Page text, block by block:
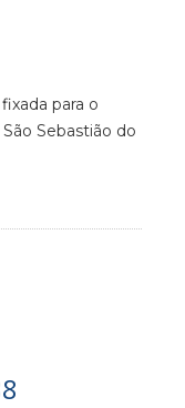
para o
Sebastião do